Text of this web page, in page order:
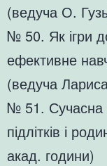
(ведуча О.
№ 50. Як ігри
ефективне
(ведуча
№ 51. Сучасна
підлітків і
акад. години)